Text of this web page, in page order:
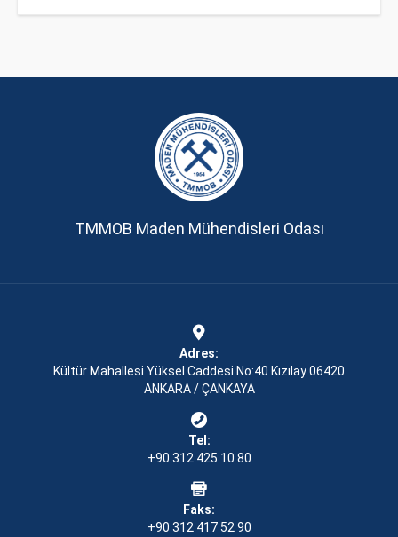
TMMOB Maden Mühendisleri Odası
Adres:
Kültür Mahallesi Yüksel Caddesi No:40 Kızılay 06420
ANKARA / ÇANKAYA
Tel:
+90 312 425 10 80
Faks:
+90 312 417 52 90